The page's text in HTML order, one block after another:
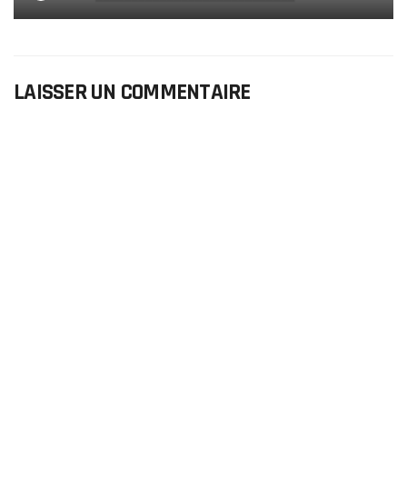
LAISSER UN COMMENTAIRE